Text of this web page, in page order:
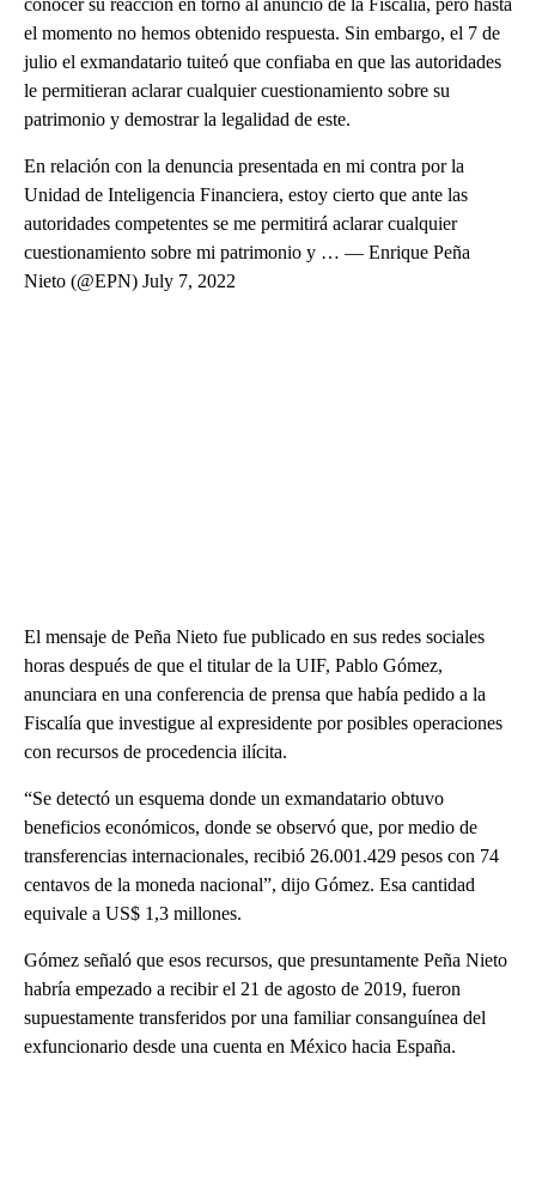
conocer su reacción en torno al anuncio de la Fiscalía, pero hasta
el momento no hemos obtenido respuesta. Sin embargo, el 7 de
julio el exmandatario tuiteó que confiaba en que las autoridades
le permitieran aclarar cualquier cuestionamiento sobre su
patrimonio y demostrar la legalidad de este.
En relación con la denuncia presentada en mi contra por la
Unidad de Inteligencia Financiera, estoy cierto que ante las
autoridades competentes se me permitirá aclarar cualquier
cuestionamiento sobre mi patrimonio y … — Enrique Peña
Nieto (@EPN) July 7, 2022
El mensaje de Peña Nieto fue publicado en sus redes sociales
horas después de que el titular de la UIF, Pablo Gómez,
anunciara en una conferencia de prensa que había pedido a la
Fiscalía que investigue al expresidente por posibles operaciones
con recursos de procedencia ilícita.
“Se detectó un esquema donde un exmandatario obtuvo
beneficios económicos, donde se observó que, por medio de
transferencias internacionales, recibió 26.001.429 pesos con 74
centavos de la moneda nacional”, dijo Gómez. Esa cantidad
equivale a US$ 1,3 millones.
Gómez señaló que esos recursos, que presuntamente Peña Nieto
habría empezado a recibir el 21 de agosto de 2019, fueron
supuestamente transferidos por una familiar consanguínea del
exfuncionario desde una cuenta en México hacia España.